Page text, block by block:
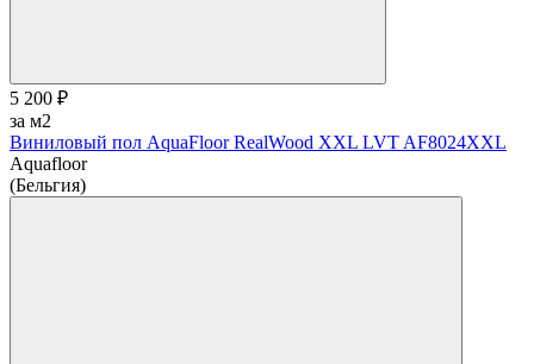
5 200 ₽
за м2
Виниловый пол AquaFloor RealWood XХL LVT AF8024XXL
Aquafloor
(Бельгия)